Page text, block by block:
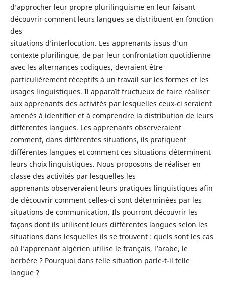
d’approcher leur propre plurilinguisme en leur faisant
découvrir comment leurs langues se distribuent en fonction
des
situations d’interlocution. Les apprenants issus d’un
contexte plurilingue, de par leur confrontation quotidienne
avec les alternances codiques, devraient être
particulièrement réceptifs à un travail sur les formes et les
usages linguistiques. Il apparaît fructueux de faire réaliser
aux apprenants des activités par lesquelles ceux-ci seraient
amenés à identifier et à comprendre la distribution de leurs
différentes langues. Les apprenants observeraient
comment, dans différentes situations, ils pratiquent
différentes langues et comment ces situations déterminent
leurs choix linguistiques. Nous proposons de réaliser en
classe des activités par lesquelles les
apprenants observeraient leurs pratiques linguistiques afin
de découvrir comment celles-ci sont déterminées par les
situations de communication. Ils pourront découvrir les
façons dont ils utilisent leurs différentes langues selon les
situations dans lesquelles ils se trouvent : quels sont les cas
où l’apprenant algérien utilise le français, l’arabe, le
berbère ? Pourquoi dans telle situation parle-t-il telle
langue ?